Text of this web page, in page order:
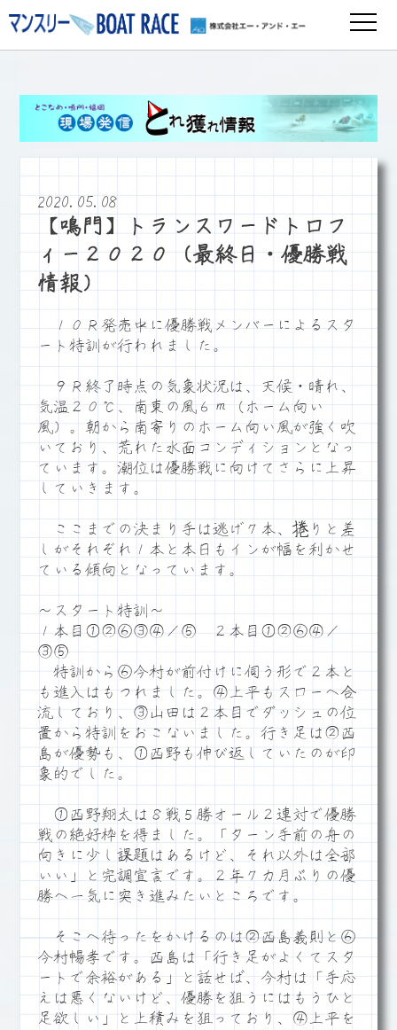
2020.05.08
【鳴門】トランスワードトロフ
ィー２０２０（最終日・優勝戦
情報）
１０Ｒ発売中に優勝戦メンバーによるスタ
ート特訓が行われました。
９Ｒ終了時点の気象状況は、天候・晴れ、
気温２０℃、南東の風６ｍ（ホーム向い
風）。朝から南寄りのホーム向い風が強く吹
いており、荒れた水面コンディションとなっ
ています。潮位は優勝戦に向けてさらに上昇
していきます。
ここまでの決まり手は逃げ７本、捲りと差
しがそれぞれ１本と本日もインが幅を利かせ
ている傾向となっています。
～スタート特訓～
１本目①②⑥③④／⑤ ２本目①②⑥④／
③⑤
特訓から⑥今村が前付けに伺う形で２本と
も進入はもつれました。④上平もスローへ合
流しており、③山田は２本目でダッシュの位
置から特訓をおこないました。行き足は②西
島が優勢も、①西野も伸び返していたのが印
象的でした。
①西野翔太は８戦５勝オール２連対で優勝
戦の絶好枠を得ました。「ターン手前の舟の
向きに少し課題はあるけど、それ以外は全部
いい」と完調宣言です。２年７カ月ぶりの優
勝へ一気に突き進みたいところです。
そこへ待ったをかけるのは②西島義則と⑥
今村暢孝です。西島は「行き足がよくてスタ
ートで余裕がある」と話せば、今村は「手応
えは悪くないけど、優勝を狙うにはもうひと
足欲しい」と上積みを狙っており、④上平を